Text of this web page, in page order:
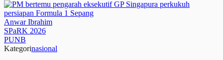
Anwar Ibrahim
SPaRK 2026
PUNB
Kategorinasional